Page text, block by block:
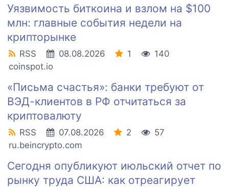
Уязвимость биткоина и взлом на $100
млн: главные события недели на
крипторынке
RSS 08.08.2026 1
140
coinspot.io
«Письма счастья»: банки требуют от
ВЭД-клиентов в РФ отчитаться за
криптовалюту
RSS 07.08.2026 2
57
ru.beincrypto.com
Сегодня опубликуют июльский отчет по
рынку труда США: как отреагирует